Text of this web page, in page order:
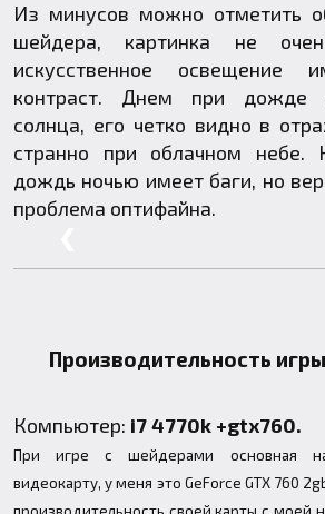
Из минусов можно отметить
шейдера, картинка не
искусственное освещение
контраст. Днем при дожде
солнца, его четко видно в
странно при облачном небе.
дождь ночью имеет баги, но
проблема оптифайна.
Производительность
Компьютер: i7 4770k +gtx760.
При игре с шейдерами основная
видеокарту, у меня это GeForce GTX 760